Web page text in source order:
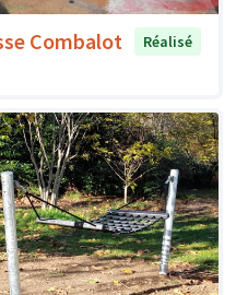
Combalot
Réalisé